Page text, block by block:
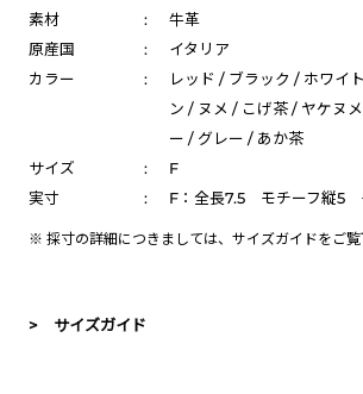
素材
:
牛革
原産国
:
イタリア
カラー
:
レッド / ブラック / ホワイ
ン / ヌメ / こげ茶 / ヤケヌ
ー / グレー / あか茶
サイズ
:
F
実寸
: F：全長7.5 モチーフ縦5
※ 採寸の詳細につきましては、 サイズガイドをご覧
> サイズガイド